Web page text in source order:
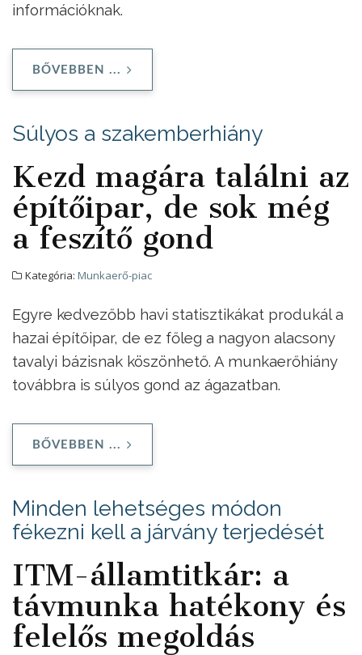
információknak.
BŐVEBBEN ...
Súlyos a szakemberhiány
Kezd magára találni az
építőipar, de sok még
a feszítő gond
Kategória: Munkaerő-piac
Egyre kedvezőbb havi statisztikákat produkál a
hazai építőipar, de ez főleg a nagyon alacsony
tavalyi bázisnak köszönhető. A munkaerőhiány
továbbra is súlyos gond az ágazatban.
BŐVEBBEN ...
Minden lehetséges módon
fékezni kell a járvány terjedését
ITM-államtitkár: a
távmunka hatékony és
felelős megoldás